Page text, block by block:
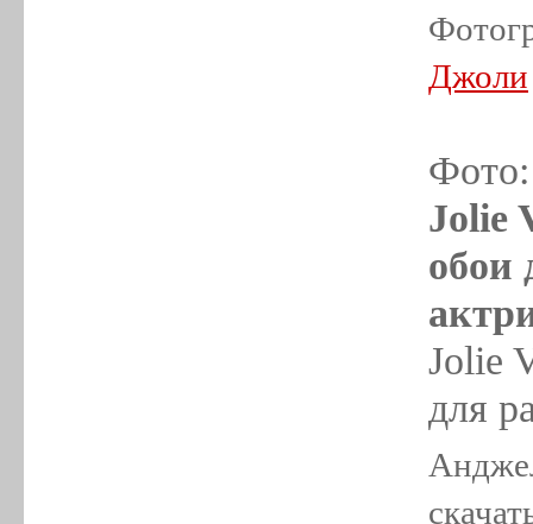
Джоли
Jolie
обои
Jolie
для